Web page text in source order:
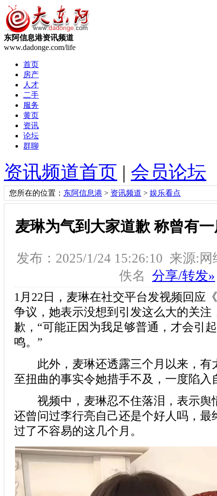
东阿信息港资讯频道
www.dadonge.com/life
首页
房产
人才
二手
服务
黄页
资讯
论坛
群聊
资讯频道首页 | 会员论坛
您所在的位置： 东阿信息港 > 资讯频道 > 娱乐看点
麦琳为气到大家道歉 称曾有
发布：2025/1/24 15:26:10 来源:
佚名 分享/转发»
1月22日，麦琳在社交平台发视频回应
争议，她表示没想到引发这么大的关注
歉，“可能正因为我足够普通，才会引
鸣。”
此外，麦琳还透露三个月以来，有
至扭曲的事实令她措手不及，一度陷入
视频中，麦琳忍不住落泪，表示舆
还曾问过李行亮自己还是个好人吗，最
过了不容易的这几个月。